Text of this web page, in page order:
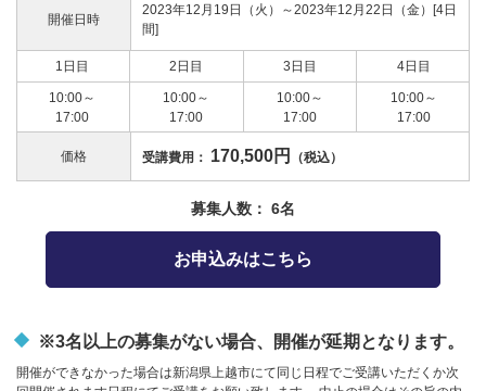
開催日時
2023年12月19日（火）～2023年12月22日（金）[4日
間]
1日目
10:00～
17:00
2日目
10:00～
17:00
3日目
10:00～
17:00
4日目
10:00～
17:00
価格 受講費用： 170,500円 （税込）
募集人数： 6名
お申込みはこちら
※3名以上の募集がない場合、開催が延期となります。
開催ができなかった場合は新潟県上越市にて同じ日程でご受講いただくか次